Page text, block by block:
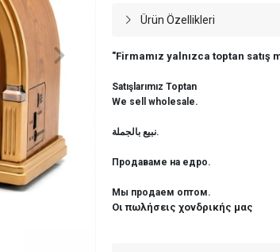
Ürün Özellikleri
"Firmamız yalnızca toptan
Satışlarımız Toptan
We sell wholesale.
نبيع بالجملة.
Продаваме на едро.
Мы продаем оптом.
Οι πωλήσεις χονδρικής μας